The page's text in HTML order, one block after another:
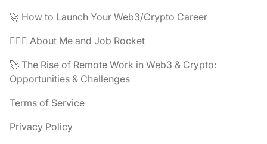
🚀 How to Launch Your Web3/Crypto Career
🧔🏽‍♂️ About Me and Job Rocket
🚀 The Rise of Remote Work in Web3 & Crypto:
Opportunities & Challenges
Terms of Service
Privacy Policy